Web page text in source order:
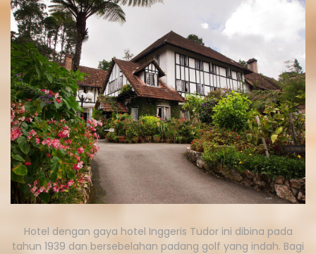
Hotel dengan gaya hotel Inggeris Tudor ini dibina pada
tahun 1939 dan bersebelahan padang golf yang indah. Bagi